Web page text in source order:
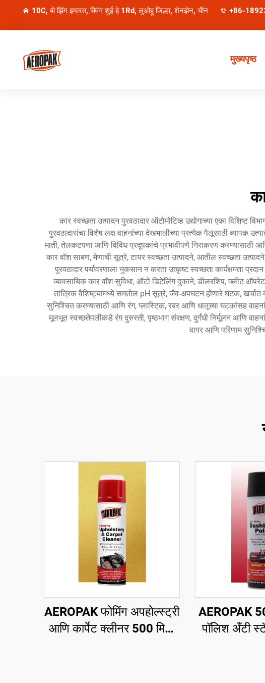
10C, बो झिंग इमारत, क्विंग शुई हे 1Rd, लुओहू जिल्हा, शेनझेन, चीन +86-
मुख्यपृष्ठ
कार स्वच्छता उत्पादन पुरवठादार ऑटोमोटिव्ह उद्योगाच्या एका विशिष्ट
पुरवठादारांचा विशेष लक्ष वाहनांच्या देखभालीच्या प्रत्येक पैलूसाठी व्यापक
माती, तेलकटपणा आणि विविध प्रदूषकांचे प्रभावीपणे निराकरण करण्यासाठी
कार वॉश साबण, मेणाची सूत्रे, टायर स्वच्छता उत्पादने, आतील स्वच्छता
पुरवठादार पर्यावरणाला नुकसान न करता उत्कृष्ट स्वच्छता कार्यक्षमता
व्यावसायिक कार वॉश सुविधा, ऑटो डिटेलिंग दुकाने, डीलरशिप, फ्लीट
तांत्रिक वैशिष्ट्यांमध्ये समतोल pH सूत्रे, जैव-अपघटन होणारे घटक, खर्चात
सुनिश्चित करण्यासाठी आणि रंग, प्लास्टिक, रबर आणि धातूच्या घटकांसह
मूलभूत स्वच्छतेपलीकडे रंग दुरुस्ती, पृष्ठभाग संरक्षण, दुर्गंधी निर्मूलन आणि
वापर आणि परिणाम
AEROPAK फोमिंग अपहोल्स्ट्री
आणि कार्पेट क्लीनर 500 मिलि
AEROPAK
पॉलिश अँटी